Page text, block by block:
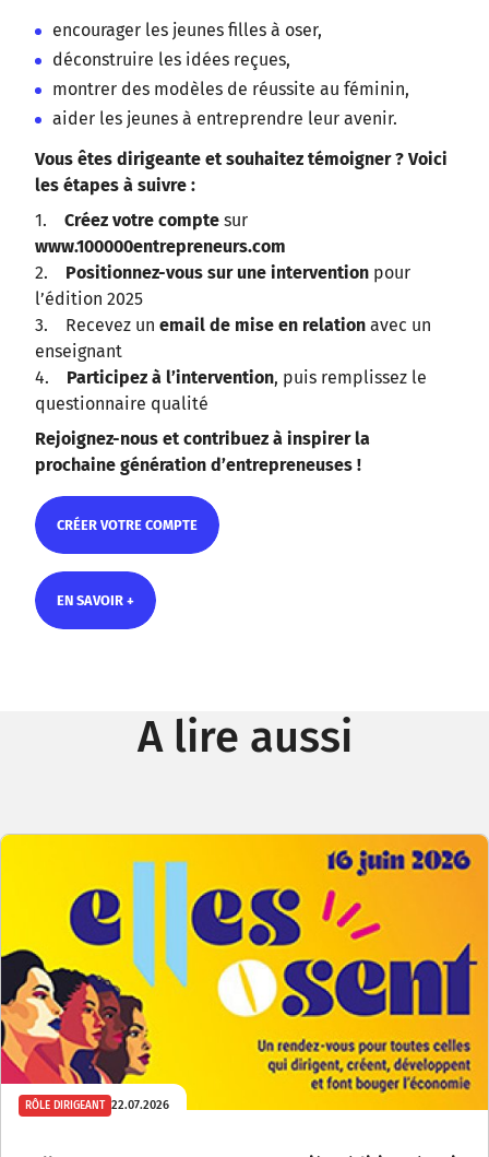
encourager les jeunes filles à oser,
déconstruire les idées reçues,
montrer des modèles de réussite au féminin,
aider les jeunes à entreprendre leur avenir.
Vous êtes dirigeante et souhaitez témoigner ? Voici
les étapes à suivre :
1. Créez votre compte sur
www.100000entrepreneurs.com
2.
Positionnez-vous sur une intervention pour
l’édition 2025
3. Recevez un email de mise en relation avec un
enseignant
4. Participez à l’intervention, puis remplissez le
questionnaire qualité
Rejoignez-nous et contribuez à inspirer la
prochaine génération d’entrepreneuses !
CRÉER VOTRE COMPTE
CRÉER VOTRE COMPTE
EN SAVOIR +
A lire aussi
RÔLE DIRIGEANT 22.07.2026